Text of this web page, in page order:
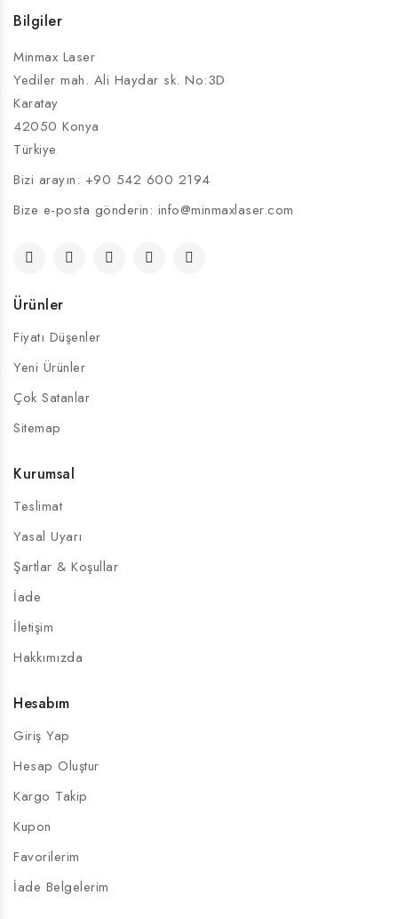
Bilgiler
Minmax Laser
Yediler mah. Ali Haydar sk. No:3D
Karatay
42050 Konya
Türkiye
Bizi arayın: +90 542 600 2194
Bize e-posta gönderin: info@minmaxlaser.com
Ürünler
Fiyatı Düşenler
Yeni Ürünler
Çok Satanlar
Sitemap
Kurumsal
Teslimat
Yasal Uyarı
Şartlar & Koşullar
İade
İletişim
Hakkımızda
Hesabım
Giriş Yap
Hesap Oluştur
Kargo Takip
Kupon
Favorilerim
İade Belgelerim